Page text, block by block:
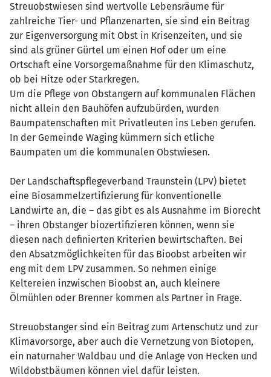
Streuobstwiesen sind wertvolle Lebensräume für
zahlreiche Tier- und Pflanzenarten, sie sind ein Beitrag
zur Eigenversorgung mit Obst in Krisenzeiten, und sie
sind als grüner Gürtel um einen Hof oder um eine
Ortschaft eine Vorsorgemaßnahme für den Klimaschutz,
ob bei Hitze oder Starkregen.
Um die Pflege von Obstangern auf kommunalen Flächen
nicht allein den Bauhöfen aufzubürden, wurden
Baumpatenschaften mit Privatleuten ins Leben gerufen.
In der Gemeinde Waging kümmern sich etliche
Baumpaten um die kommunalen Obstwiesen.
Der Landschaftspflegeverband Traunstein (LPV) bietet
eine Biosammelzertifizierung für konventionelle
Landwirte an, die – das gibt es als Ausnahme im Biorecht
– ihren Obstanger biozertifizieren können, wenn sie
diesen nach definierten Kriterien bewirtschaften. Bei
den Absatzmöglichkeiten für das Bioobst arbeiten wir
eng mit dem LPV zusammen. So nehmen einige
Keltereien inzwischen Bioobst an, auch kleinere
Ölmühlen oder Brenner kommen als Partner in Frage.
Streuobstanger sind ein Beitrag zum Artenschutz und zur
Klimavorsorge, aber auch die Vernetzung von Biotopen,
ein naturnaher Waldbau und die Anlage von Hecken und
Wildobstbäumen können viel dafür leisten.